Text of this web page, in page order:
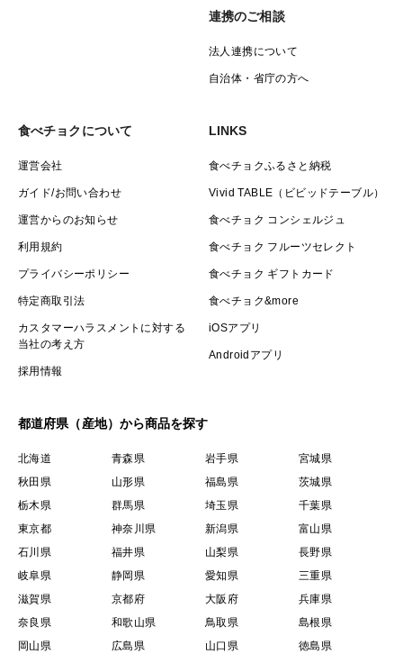
連携のご相談
法人連携について
自治体・省庁の方へ
食べチョクについて
運営会社
ガイド/お問い合わせ
運営からのお知らせ
利用規約
プライバシーポリシー
特定商取引法
カスタマーハラスメントに対する
当社の考え方
採用情報
LINKS
食べチョクふるさと納税
Vivid TABLE（ビビッドテーブル）
食べチョク コンシェルジュ
食べチョク フルーツセレクト
食べチョク ギフトカード
食べチョク&more
iOSアプリ
Androidアプリ
都道府県（産地）から商品を探す
北海道 青森県 岩手県
宮城県
秋田県
山形県 福島県
茨城県
栃木県
群馬県 埼玉県
千葉県
東京都
神奈川県 新潟県
富山県
石川県
福井県 山梨県
長野県
岐阜県
静岡県 愛知県
三重県
滋賀県
京都府 大阪府
兵庫県
奈良県
和歌山県 鳥取県
島根県
岡山県
広島県 山口県 徳島県